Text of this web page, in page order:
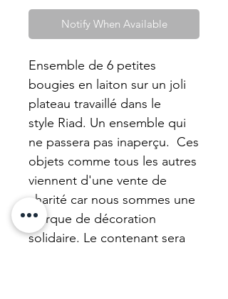
Notify When Available
Ensemble de 6 petites
bougies en laiton sur un joli
plateau travaillé dans le
style Riad. Un ensemble qui
ne passera pas inaperçu. Ces
objets comme tous les autres
viennent d'une vente de
charité car nous sommes une
marque de décoration
solidaire. Le contenant sera